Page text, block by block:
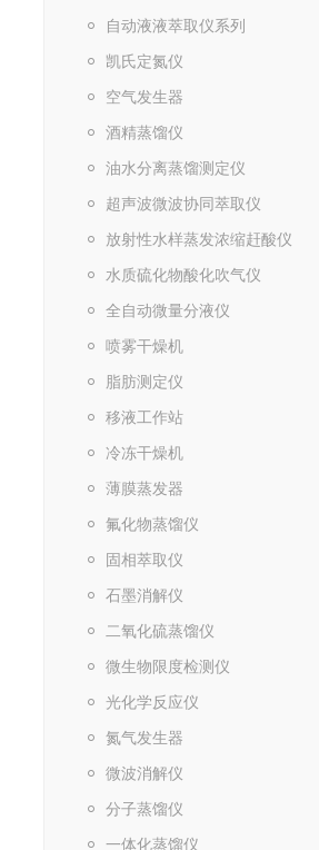
自动液液萃取仪系列
凯氏定氮仪
空气发生器
酒精蒸馏仪
油水分离蒸馏测定仪
超声波微波协同萃取仪
放射性水样蒸发浓缩赶酸仪
水质硫化物酸化吹气仪
全自动微量分液仪
喷雾干燥机
脂肪测定仪
移液工作站
冷冻干燥机
薄膜蒸发器
氟化物蒸馏仪
固相萃取仪
石墨消解仪
二氧化硫蒸馏仪
微生物限度检测仪
光化学反应仪
氮气发生器
微波消解仪
分子蒸馏仪
一体化蒸馏仪